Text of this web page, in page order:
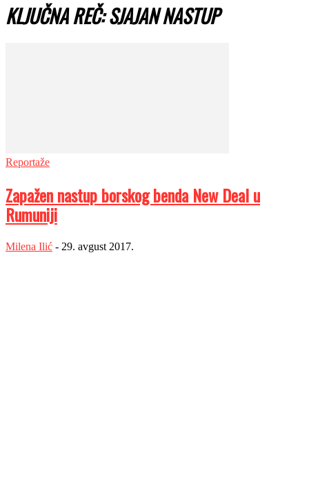
KLJUČNA REČ: SJAJAN NASTUP
Reportaže
Zapažen nastup borskog benda New Deal u
Rumuniji
Milena Ilić - 29. avgust 2017.